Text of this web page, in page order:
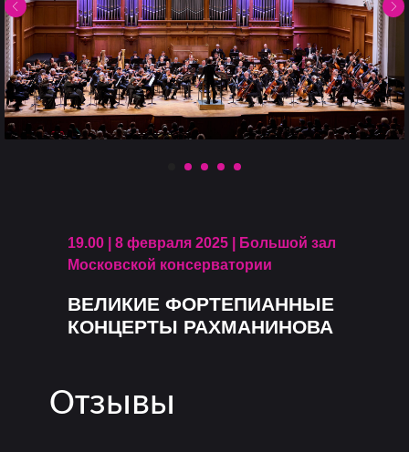
ВЕЛИКИЕ ФОРТЕПИАННЫЕ
КОНЦЕРТЫ РАХМАНИНОВА
19.00 | 8 февраля 2025 | Большой зал
Московской консерватории
Отзывы